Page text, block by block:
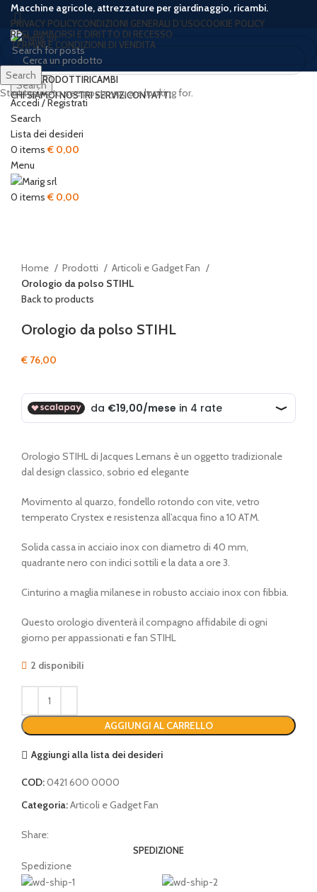
Macchine agricole, attrezzature per giardinaggio, ricambi.
PRIVACY POLICYCONDIZIONI GENERALI D’USOCOOKIE POLICY
RESI, RIMBORSI E DIRITTO DI RECESSO
TERMINI E CONDIZIONI DI VENDITA
Search
Accedi / Registrati
Search
Lista dei desideri
0 items € 0,00
Menu
0 items € 0,00
HOME PRODOTTIRICAMBI
CHI SIAMOI NOSTRI SERVIZICONTATTI
New
Click to enlarge
Home Prodotti
Articoli e Gadget Fan
Orologio da polso STIHL
Back to products
Orologio da polso STIHL
€ 76,00
Orologio STIHL di Jacques Lemans è un oggetto tradizionale
dal design classico, sobrio ed elegante
Movimento al quarzo, fondello rotondo con vite, vetro
temperato Crystex e resistenza all’acqua fino a 10 ATM.
Solida cassa in acciaio inox con diametro di 40 mm,
quadrante nero con indici sottili e la data a ore 3.
Cinturino a maglia milanese in robusto acciaio inox con fibbia.
Questo orologio diventerà il compagno affidabile di ogni
giorno per appassionati e fan STIHL
2 disponibili
AGGIUNGI AL CARRELLO
Aggiungi alla lista dei desideri
COD:0421 600 0000
Categoria:Articoli e Gadget Fan
Share:
SPEDIZIONE
Spedizione
Search
Start typing to see posts you are looking for.